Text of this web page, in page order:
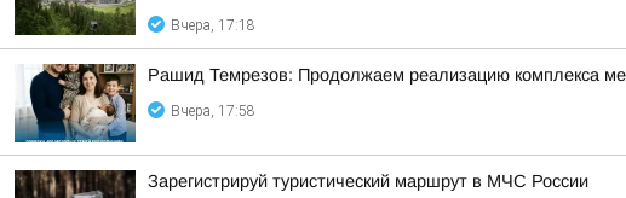
Вчера, 17:18
Рашид Темрезов: Продолжаем реализацию комплекса
Вчера, 17:58
Зарегистрируй туристический маршрут в МЧС России